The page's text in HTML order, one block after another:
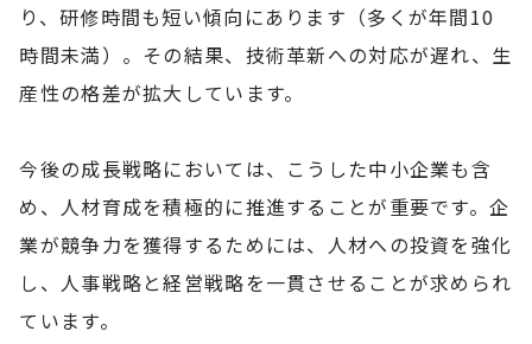
り、研修時間も短い傾向にあります（多くが年間10
時間未満）。その結果、技術革新への対応が遅れ、生
産性の格差が拡大しています。
今後の成長戦略においては、こうした中小企業も含
め、人材育成を積極的に推進することが重要です。企
業が競争力を獲得するためには、人材への投資を強化
し、人事戦略と経営戦略を一貫させることが求められ
ています。